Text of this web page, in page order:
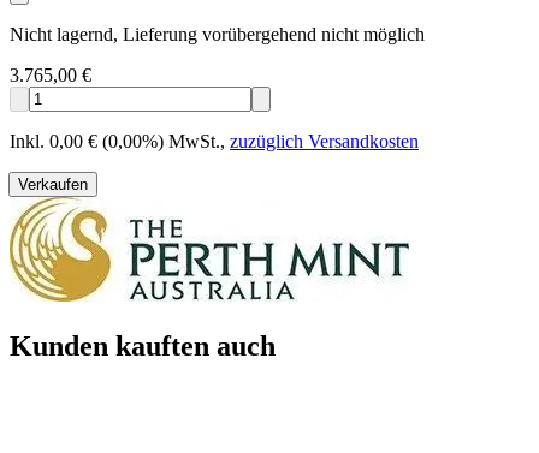
Nicht lagernd, Lieferung vorübergehend nicht möglich
3.765,00 €
Inkl. 0,00 € (0,00%) MwSt., zuzüglich Versandkosten
Verkaufen
Kunden kauften auch